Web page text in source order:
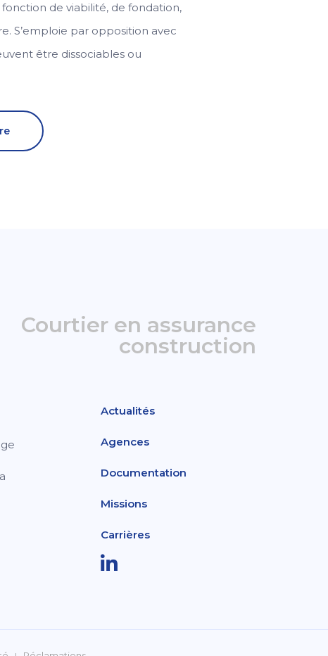
de viabilité, de fondation,
S’emploie par opposition avec
être dissociables ou
Courtier en assurance
construction
Actualités
Agences
Documentation
Missions
Carrières